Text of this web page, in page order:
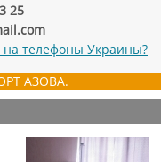
25
на телефоны Украины?
АЗОВА.